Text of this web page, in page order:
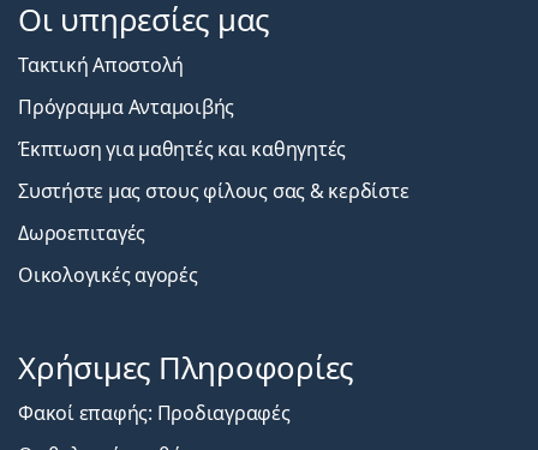
Οι υπηρεσίες μας
Τακτική Αποστολή
Πρόγραμμα Ανταμοιβής
Έκπτωση για μαθητές και καθηγητές
Συστήστε μας στους φίλους σας & κερδίστε
Δωροεπιταγές
Οικολογικές αγορές
Χρήσιμες Πληροφορίες
Φακοί επαφής: Προδιαγραφές